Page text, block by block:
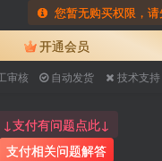
您暂无购买权限，
开通会员
审核 自动发货 技术支持
↓支付有问题点此↓
支付相关问题解答